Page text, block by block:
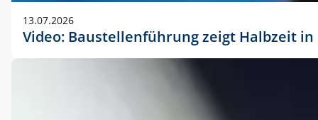
13.07.2026
Video: Baustellenführung zeigt Halbzeit